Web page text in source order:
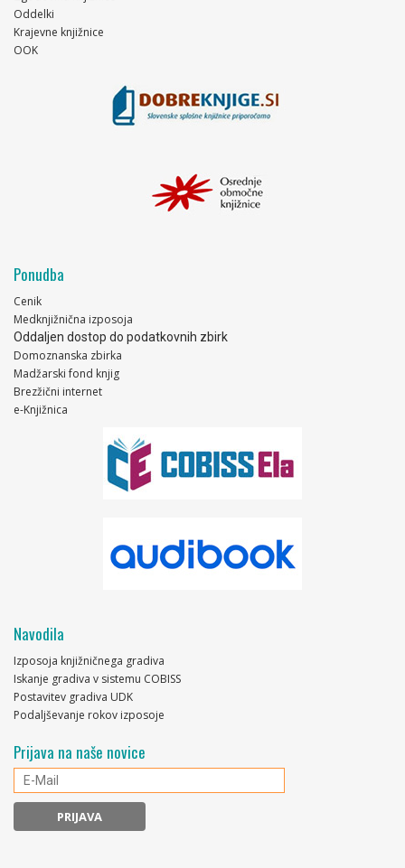
Oddelki
Krajevne knjižnice
OOK
Ponudba
Cenik
Medknjižnična izposoja
Oddaljen dostop do podatkovnih zbirk
Domoznanska zbirka
Madžarski fond knjig
Brezžični internet
e-Knjižnica
Navodila
Izposoja knjižničnega gradiva
Iskanje gradiva v sistemu COBISS
Postavitev gradiva UDK
Podaljševanje rokov izposoje
Prijava na naše novice